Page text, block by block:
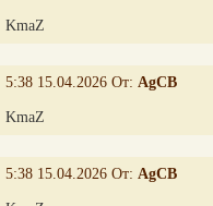
KmaZ
5:38 15.04.2026 От: AgCB
KmaZ
5:38 15.04.2026 От: AgCB